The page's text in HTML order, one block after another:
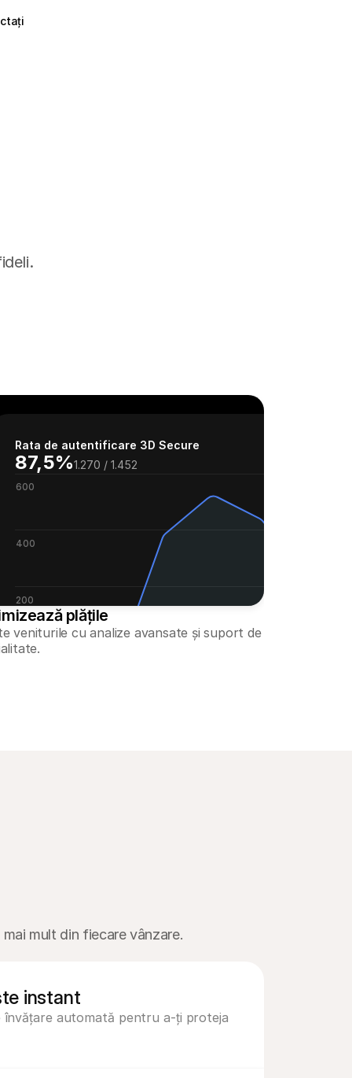
Rata de autentificare 3D Secure
87,5%1.270 / 1.452
600
400
200
200
plățile
veniturile cu analize avansate și suport de
mult din fiecare vânzare.
instant
învățare automată pentru a-ți proteja